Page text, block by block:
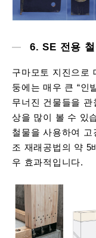
6. SE 전용
구마모토 지진으로
둥에는 매우 큰 “인
무너진 건물들을
상을 많이 볼 수 있
철물을 사용하여
조 재래공법의 약 5
우 효과적입니다.